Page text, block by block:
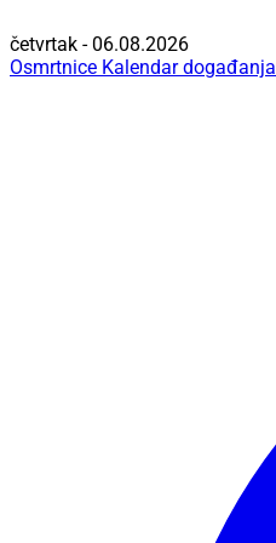
četvrtak - 06.08.2026
Osmrtnice Kalendar događanja